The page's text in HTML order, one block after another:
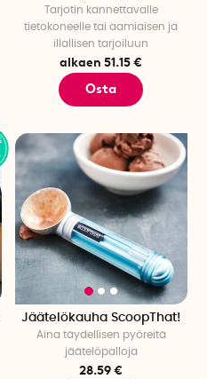
Tarjotin kannettavalle
tietokoneelle tai aamiaisen ja
illallisen tarjoiluun
alkaen 51.15 €
Osta
Jäätelökauha ScoopThat!
Aina täydellisen pyöreitä
jäätelöpalloja
28.59 €